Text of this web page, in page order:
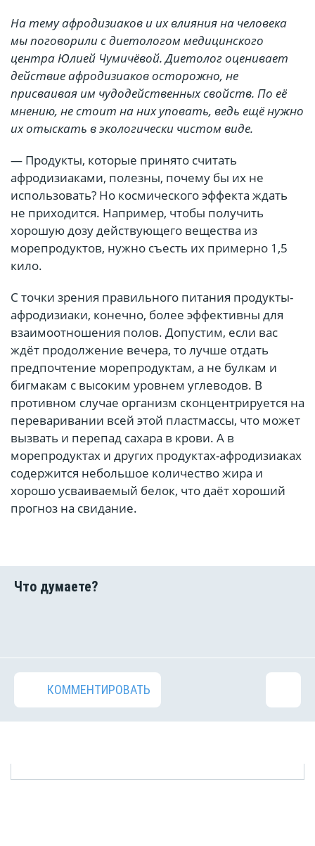
На тему афродизиаков и их влияния на человека
мы поговорили с диетологом медицинского
центра Юлией Чумичёвой. Диетолог оценивает
действие афродизиаков осторожно, не
присваивая им чудодейственных свойств. По её
мнению, не стоит на них уповать, ведь ещё нужно
их отыскать в экологически чистом виде.
— Продукты, которые принято считать
афродизиаками, полезны, почему бы их не
использовать? Но космического эффекта ждать
не приходится. Например, чтобы получить
хорошую дозу действующего вещества из
морепродуктов, нужно съесть их примерно 1,5
кило.
С точки зрения правильного питания продукты-
афродизиаки, конечно, более эффективны для
взаимоотношения полов. Допустим, если вас
ждёт продолжение вечера, то лучше отдать
предпочтение морепродуктам, а не булкам и
бигмакам с высоким уровнем углеводов. В
противном случае организм сконцентрируется на
переваривании всей этой пластмассы, что может
вызвать и перепад сахара в крови. А в
морепродуктах и других продуктах-афродизиаках
содержится небольшое количество жира и
хорошо усваиваемый белок, что даёт хороший
прогноз на свидание.
КОММЕНТИРОВАТЬ